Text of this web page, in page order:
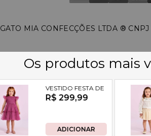
GATO MIA CONFECÇÕES LTDA ®️